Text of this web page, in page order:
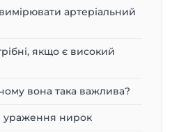
артеріальний
якщо є високий
вона така важлива?
ураження нирок